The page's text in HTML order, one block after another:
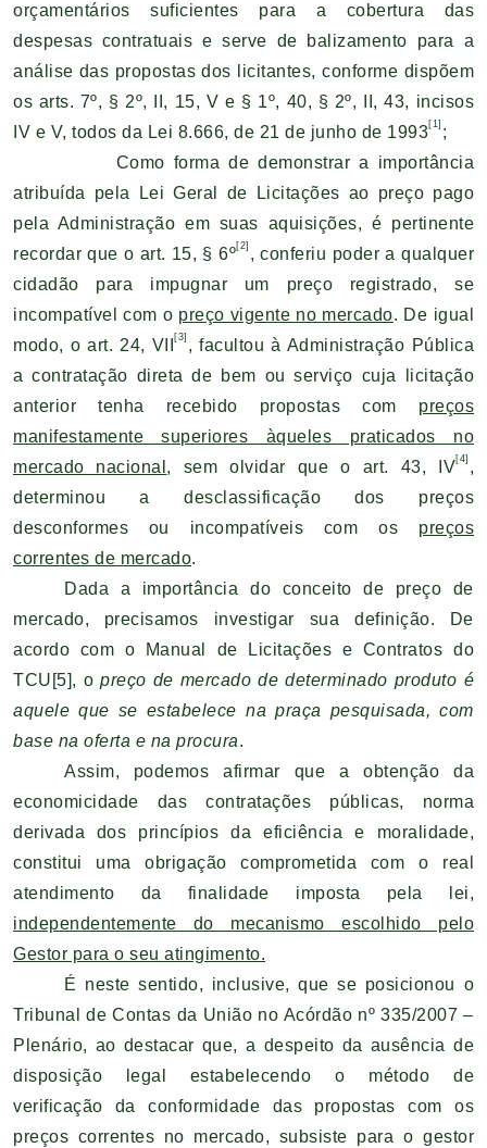
orçamentários suficientes para a cobertura das
despesas contratuais e serve de balizamento para a
análise das propostas dos licitantes, conforme dispõem
os arts. 7º, § 2º, II, 15, V e § 1º, 40, § 2º, II, 43, incisos
IV e V, todos da Lei 8.666, de 21 de junho de 1993[1] ;
Como forma de demonstrar a importância
atribuída pela Lei Geral de Licitações ao preço pago
pela Administração em suas aquisições, é pertinente
recordar que o art. 15, § 6º[2] , conferiu poder a qualquer
cidadão para impugnar um preço registrado, se
incompatível com o preço vigente no mercado. De igual
modo, o art. 24, VII[3] , facultou à Administração Pública
a contratação direta de bem ou serviço cuja licitação
anterior tenha recebido propostas com preços
manifestamente superiores àqueles praticados no
mercado nacional , sem olvidar que o art. 43, IV[4] ,
determinou a desclassificação dos preços
desconformes ou incompatíveis com os preços
correntes de mercado.
Dada a importância do conceito de preço de
mercado, precisamos investigar sua definição. De
acordo com o Manual de Licitações e Contratos do
TCU [5], opreço de mercado de determinado produto é
aquele que se estabelece na praça pesquisada, com
base na oferta e na procura.
Assim, podemos afirmar que a obtenção da
economicidade das contratações públicas, norma
derivada dos princípios da eficiência e moralidade,
constitui uma obrigação comprometida com o real
atendimento da finalidade imposta pela lei,
independentemente do mecanismo escolhido pelo
Gestor para o seu atingimento.
É neste sentido, inclusive, que se posicionou o
Tribunal de Contas da União no Acórdão nº 335/2007 –
Plenário, ao destacar que, a despeito da ausência de
disposição legal estabelecendo o método de
verificação da conformidade das propostas com os
preços correntes no mercado, subsiste para o gestor